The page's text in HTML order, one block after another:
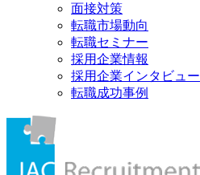
面接対策
転職市場動向
転職セミナー
採用企業情報
採用企業インタビュー
転職成功事例